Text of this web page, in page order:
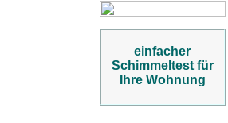
einfacher
Schimmeltest für
Ihre Wohnung